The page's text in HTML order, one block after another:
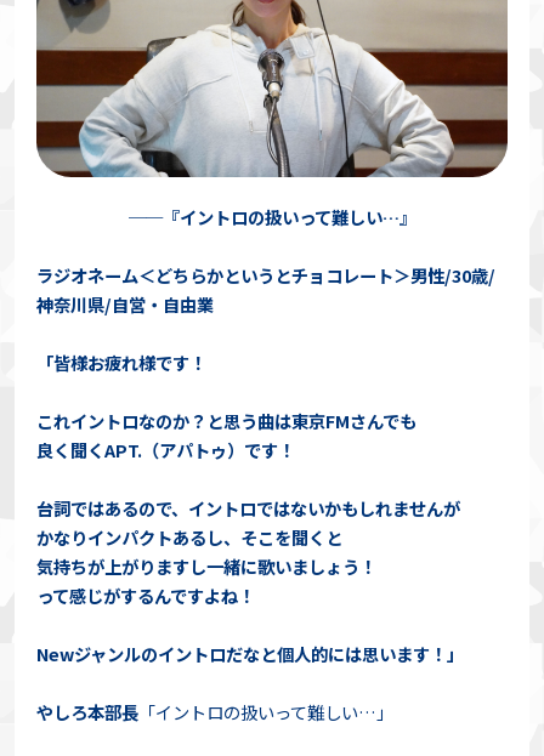
──『イントロの扱いって難しい…』
ラジオネーム＜どちらかというとチョコレート＞男性/30歳/
神奈川県/自営・自由業
「皆様お疲れ様です！
これイントロなのか？と思う曲は東京FMさんでも
良く聞くAPT.（アパトゥ）です！
台詞ではあるので、イントロではないかもしれませんが
かなりインパクトあるし、そこを聞くと
気持ちが上がりますし一緒に歌いましょう！
って感じがするんですよね！
Newジャンルのイントロだなと個人的には思います！」
やしろ本部長「イントロの扱いって難しい…」